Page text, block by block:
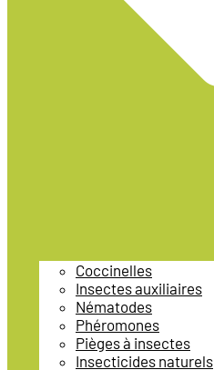
Coccinelles
Insectes auxiliaires
Nématodes
Phéromones
Pièges à insectes
Insecticides naturels